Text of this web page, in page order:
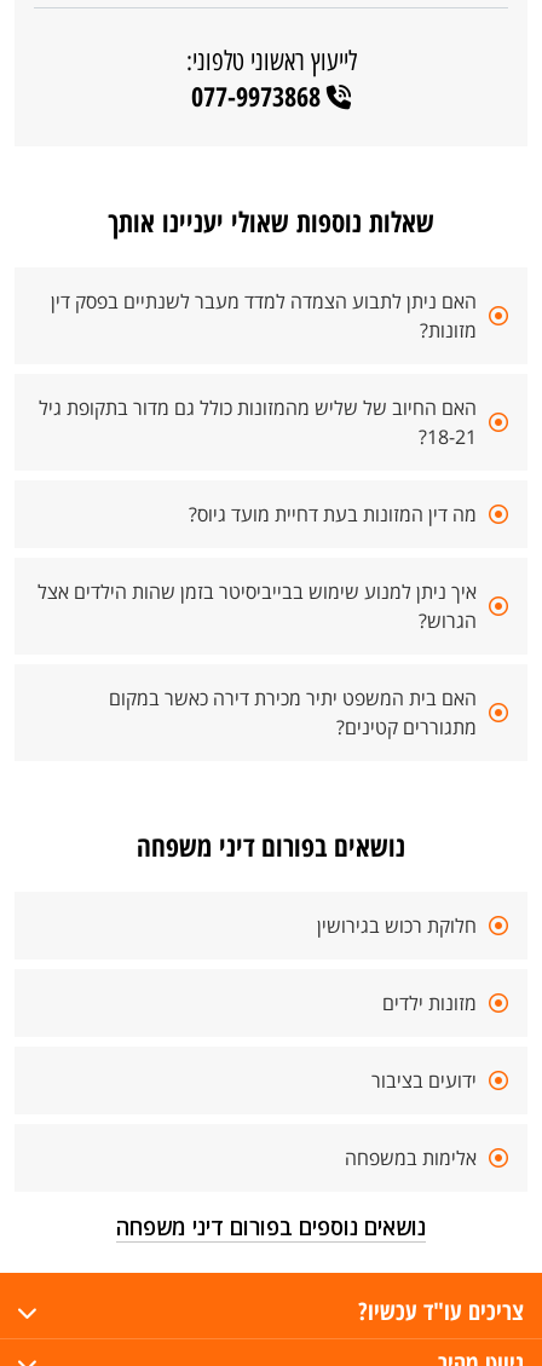
לייעוץ ראשוני טלפוני:
077-9973868
שאלות נוספות שאולי יעניינו אותך
האם ניתן לתבוע הצמדה למדד מעבר לשנתיים בפסק דין
מזונות?
האם החיוב של שליש מהמזונות כולל גם מדור בתקופת גיל
18-21?
מה דין המזונות בעת דחיית מועד גיוס?
איך ניתן למנוע שימוש בבייביסיטר בזמן שהות הילדים אצל
הגרוש?
האם בית המשפט יתיר מכירת דירה כאשר במקום
מתגוררים קטינים?
נושאים בפורום דיני משפחה
חלוקת רכוש בגירושין
מזונות ילדים
ידועים בציבור
אלימות במשפחה
נושאים נוספים בפורום דיני משפחה
צריכים עו"ד עכשיו?